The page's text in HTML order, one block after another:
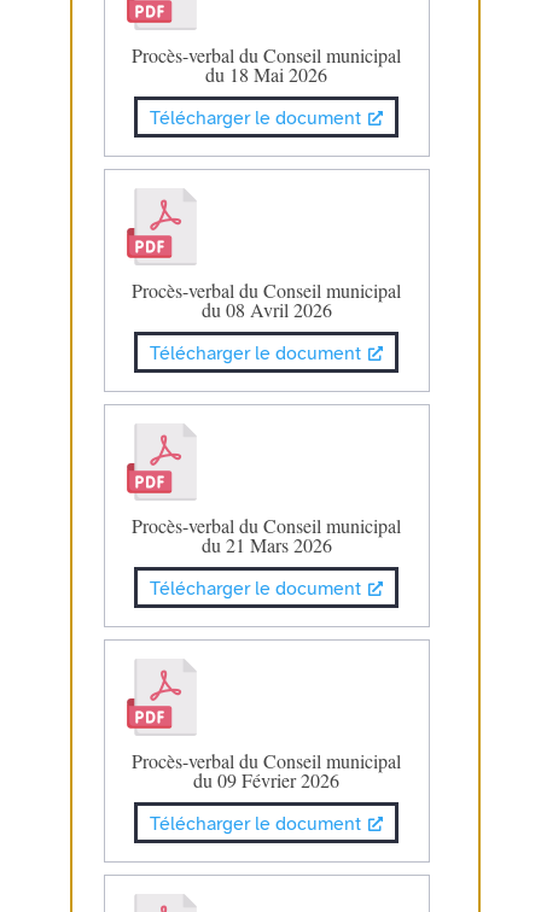
Procès-verbal du Conseil municipal
du 18 Mai 2026
Télécharger le document
Procès-verbal du Conseil municipal
du 08 Avril 2026
Télécharger le document
Procès-verbal du Conseil municipal
du 21 Mars 2026
Télécharger le document
Procès-verbal du Conseil municipal
du 09 Février 2026
Télécharger le document